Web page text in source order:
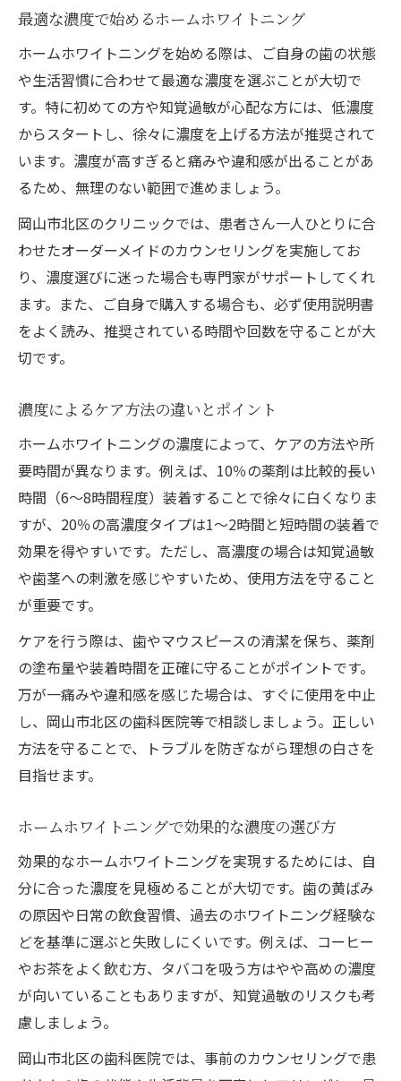
最適な濃度で始めるホームホワイトニング
ホームホワイトニングを始める際は、ご自身の歯の状態
や生活習慣に合わせて最適な濃度を選ぶことが大切で
す。特に初めての方や知覚過敏が心配な方には、低濃度
からスタートし、徐々に濃度を上げる方法が推奨されて
います。濃度が高すぎると痛みや違和感が出ることがあ
るため、無理のない範囲で進めましょう。
岡山市北区のクリニックでは、患者さん一人ひとりに合
わせたオーダーメイドのカウンセリングを実施してお
り、濃度選びに迷った場合も専門家がサポートしてくれ
ます。また、ご自身で購入する場合も、必ず使用説明書
をよく読み、推奨されている時間や回数を守ることが大
切です。
濃度によるケア方法の違いとポイント
ホームホワイトニングの濃度によって、ケアの方法や所
要時間が異なります。例えば、10％の薬剤は比較的長い
時間（6〜8時間程度）装着することで徐々に白くなりま
すが、20％の高濃度タイプは1〜2時間と短時間の装着で
効果を得やすいです。ただし、高濃度の場合は知覚過敏
や歯茎への刺激を感じやすいため、使用方法を守ること
が重要です。
ケアを行う際は、歯やマウスピースの清潔を保ち、薬剤
の塗布量や装着時間を正確に守ることがポイントです。
万が一痛みや違和感を感じた場合は、すぐに使用を中止
し、岡山市北区の歯科医院等で相談しましょう。正しい
方法を守ることで、トラブルを防ぎながら理想の白さを
目指せます。
ホームホワイトニングで効果的な濃度の選び方
効果的なホームホワイトニングを実現するためには、自
分に合った濃度を見極めることが大切です。歯の黄ばみ
の原因や日常の飲食習慣、過去のホワイトニング経験な
どを基準に選ぶと失敗しにくいです。例えば、コーヒー
やお茶をよく飲む方、タバコを吸う方はやや高めの濃度
が向いていることもありますが、知覚過敏のリスクも考
慮しましょう。
岡山市北区の歯科医院では、事前のカウンセリングで患